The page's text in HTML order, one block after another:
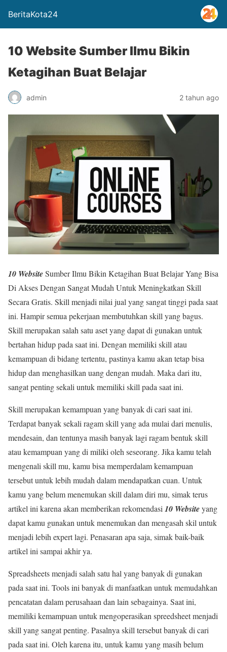
BeritaKota24
10 Website Sumber Ilmu Bikin
Ketagihan Buat Belajar
admin 2 tahun ago
10 WebsiteSumber Ilmu Bikin Ketagihan Buat Belajar Yang Bisa
Di Akses Dengan Sangat Mudah Untuk Meningkatkan Skill
Secara Gratis. Skill menjadi nilai jual yang sangat tinggi pada saat
ini. Hampir semua pekerjaan membutuhkan skill yang bagus.
Skill merupakan salah satu aset yang dapat di gunakan untuk
bertahan hidup pada saat ini. Dengan memiliki skill atau
kemampuan di bidang tertentu, pastinya kamu akan tetap bisa
hidup dan menghasilkan uang dengan mudah. Maka dari itu,
sangat penting sekali untuk memiliki skill pada saat ini.
Skill merupakan kemampuan yang banyak di cari saat ini.
Terdapat banyak sekali ragam skill yang ada mulai dari menulis,
mendesain, dan tentunya masih banyak lagi ragam bentuk skill
atau kemampuan yang di miliki oleh seseorang. Jika kamu telah
mengenali skill mu, kamu bisa memperdalam kemampuan
tersebut untuk lebih mudah dalam mendapatkan cuan. Untuk
kamu yang belum menemukan skill dalam diri mu, simak terus
artikel ini karena akan memberikan rekomendasi 10 Websiteyang
dapat kamu gunakan untuk menemukan dan mengasah skil untuk
menjadi lebih expert lagi. Penasaran apa saja, simak baik-baik
artikel ini sampai akhir ya.
Spreadsheets menjadi salah satu hal yang banyak di gunakan
pada saat ini. Tools ini banyak di manfaatkan untuk memudahkan
pencatatan dalam perusahaan dan lain sebagainya. Saat ini,
memiliki kemampuan untuk mengoperasikan spreedsheet menjadi
skill yang sangat penting. Pasalnya skill tersebut banyak di cari
pada saat ini. Oleh karena itu, untuk kamu yang masih belum